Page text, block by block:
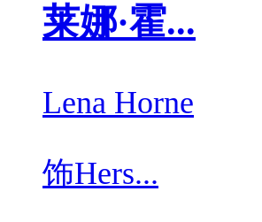
莱娜·霍...
Lena Horne
饰Hers...